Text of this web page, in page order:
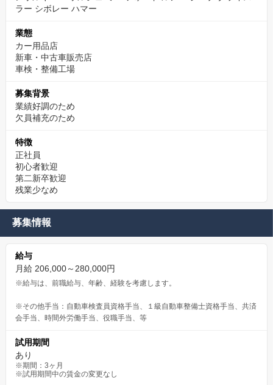
ラー シボレー ハマー
業態
カー用品店
新車・中古車販売店
車検・整備工場
募集背景
業績好調のため
欠員補充のため
特徴
正社員
初心者歓迎
第二新卒歓迎
残業少なめ
募集情報
給与
月給 206,000～280,000円
※給与は、前職給与、年齢、経験を考慮します。
※その他手当：自動車検査員資格手当、１級自動車整備士資格手当、共済
会手当、時間外労働手当、役職手当、等
試用期間
あり
※期間：3ヶ月
※試用期間中の賃金の変更なし